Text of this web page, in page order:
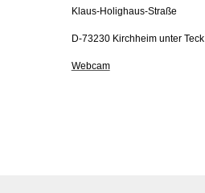
Klaus-Holighaus-Straße
D-73230 Kirchheim unter Teck
Webcam